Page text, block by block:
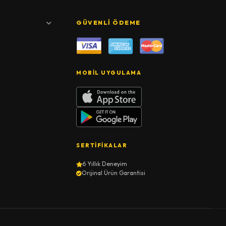
GÜVENLI ÖDEME
MOBIL UYGULAMA
SERTIFIKALAR
6 Yıllık Deneyim
Orijinal Ürün Garantisi